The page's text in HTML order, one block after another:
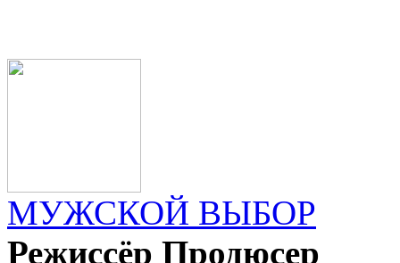
МУЖСКОЙ ВЫБОР
Режиссёр Продюсер